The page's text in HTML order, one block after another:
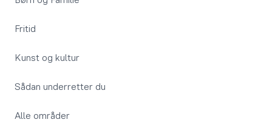
Fritid
Kunst og kultur
Sådan underretter du
Alle områder